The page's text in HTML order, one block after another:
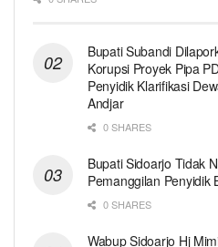
Bupati Subandi
Korupsi Proyek Pipa
Penyidik Klarifikasi
Andjar
0 SHARES
Bupati Sidoarjo Tidak
Pemanggilan Penyidik
0 SHARES
Wabup Sidoarjo Hj